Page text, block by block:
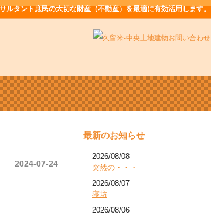
タント庶民の大切な財産（不動産）を最適に有効活用します。
2024-07-24
最新のお知らせ
2026/08/08
突然の・・・
2026/08/07
寝坊
2026/08/06